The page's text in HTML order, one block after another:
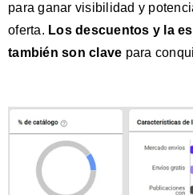
para ganar visibilidad y
oferta. Los descuentos y la
también son clave para